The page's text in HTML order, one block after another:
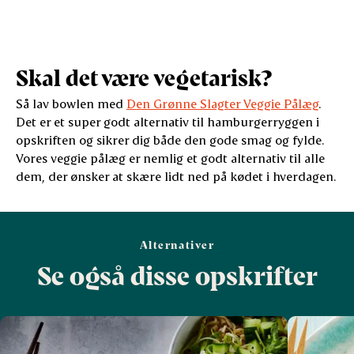
Skal det være vegetarisk?
Så lav bowlen med Den Grønne Slagter Veggie Pålæg.
Det er et super godt alternativ til hamburgerryggen i
opskriften og sikrer dig både den gode smag og fylde.
Vores veggie pålæg er nemlig et godt alternativ til alle
dem, der ønsker at skære lidt ned på kødet i hverdagen.
Alternativer
Se også disse opskrifter